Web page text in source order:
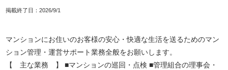
掲載終了日： 2026/9/1
マンションにお住いのお客様の安心・快適な生活を送るためのマン
ション管理・運営サポート業務全般をお願いします。
【 主な業務 】 ■マンションの巡回・点検 ■管理組合の理事会・